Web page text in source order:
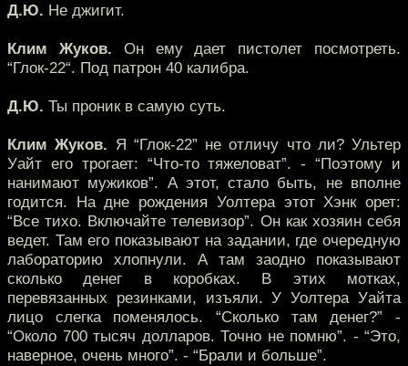
Д.Ю. Не джигит.
Клим Жуков. Он ему дает пистолет посмотреть.
“Глок-22“. Под патрон 40 калибра.
Д.Ю. Ты проник в самую суть.
Клим Жуков. Я “Глок-22” не отличу что ли? Ультер
Уайт его трогает: “Что-то тяжеловат”. - “Поэтому и
нанимают мужиков”. А этот, стало быть, не вполне
годится. На дне рождения Уолтера этот Хэнк орет:
“Все тихо. Включайте телевизор”. Он как хозяин себя
ведет. Там его показывают на задании, где очередную
лабораторию хлопнули. А там заодно показывают
сколько денег в коробках. В этих мотках,
перевязанных резинками, изъяли. У Уолтера Уайта
лицо слегка поменялось. “Сколько там денег?” -
“Около 700 тысяч долларов. Точно не помню”. - “Это,
наверное, очень много”. - “Брали и больше”.